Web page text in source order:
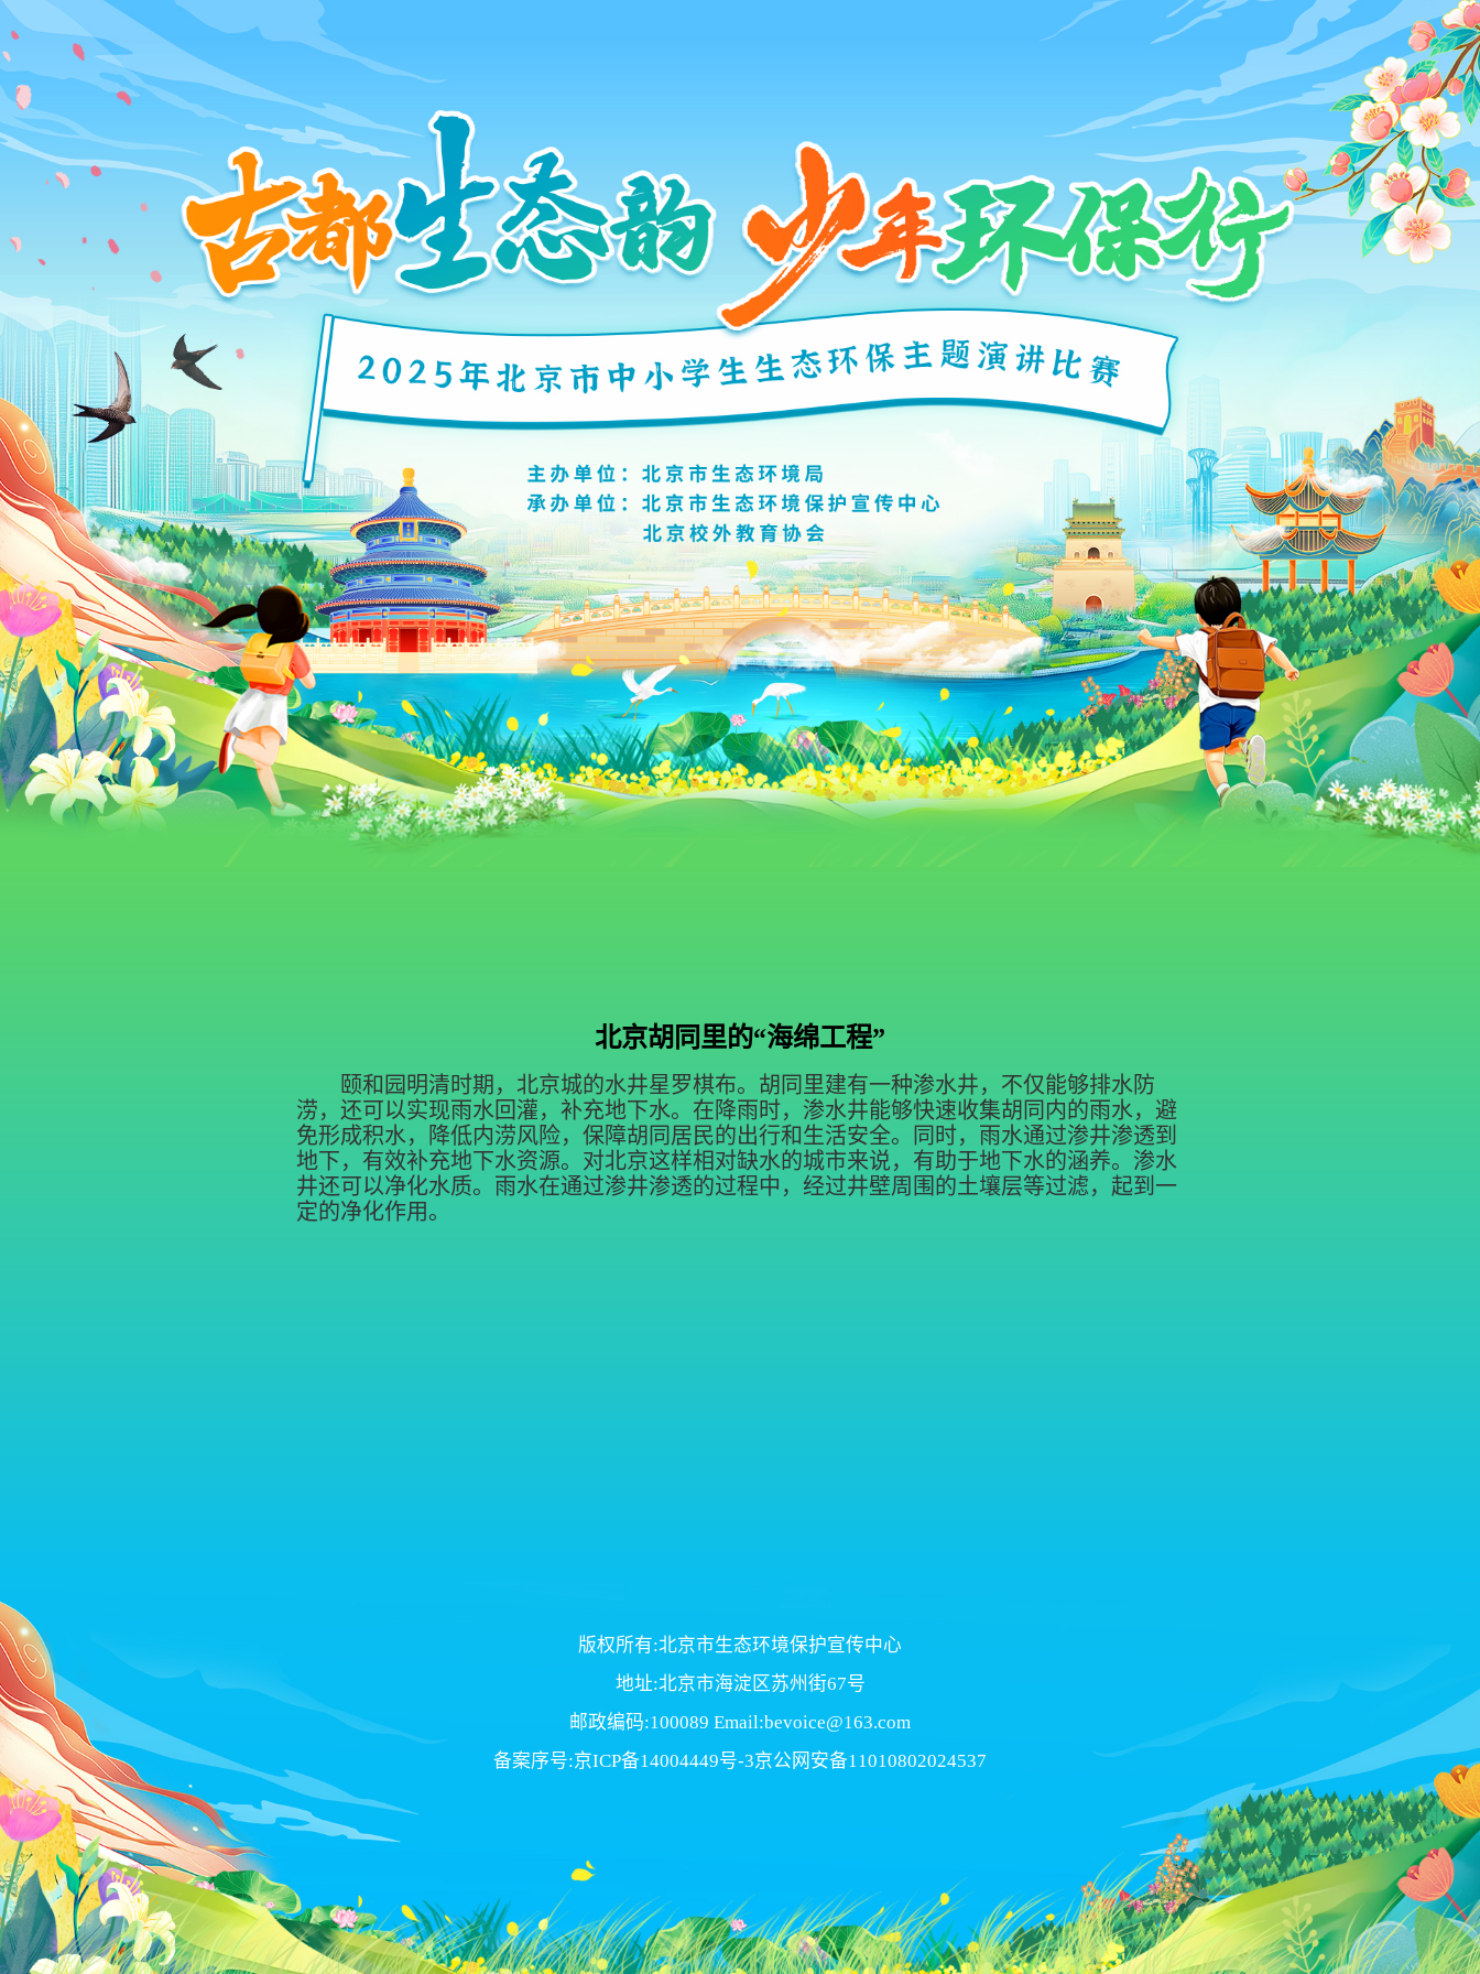
北京胡同里的“海绵工程”
颐和园明清时期，北京城的水井星罗棋布。胡同里建有一种渗水井，不仅能够排水防
涝，还可以实现雨水回灌，补充地下水。在降雨时，渗水井能够快速收集胡同内的雨水，避
免形成积水，降低内涝风险，保障胡同居民的出行和生活安全。同时，雨水通过渗井渗透到
地下，有效补充地下水资源。对北京这样相对缺水的城市来说，有助于地下水的涵养。渗水
井还可以净化水质。雨水在通过渗井渗透的过程中，经过井壁周围的土壤层等过滤，起到一
定的净化作用。
版权所有:北京市生态环境保护宣传中心
地址:北京市海淀区苏州街67号
邮政编码:100089 Email:bevoice@163.com
备案序号:京ICP备14004449号-3京公网安备11010802024537